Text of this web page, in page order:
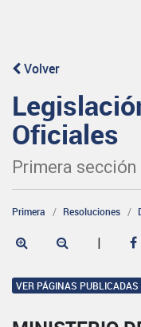
Volver
Oficiales
Primera sección
Primera Resoluciones
|
VER PÁGINAS PUBLICADAS